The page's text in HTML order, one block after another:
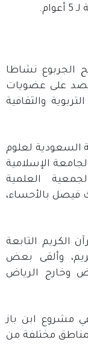
الجربوع نشاطا
حصد على عضويات
والثقافية
لعلوم
الإسلامية
العلمية
فيصل بالأحساء،
الكريم التابعة
وألقى بعض
وخارج الرياض
مشروع ابن باز
مختلفة من